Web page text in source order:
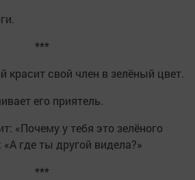
***
красит свой член в зелёный цвет.
его приятель.
«Почему у тебя это зелёного
«А где ты другой видела?»
***